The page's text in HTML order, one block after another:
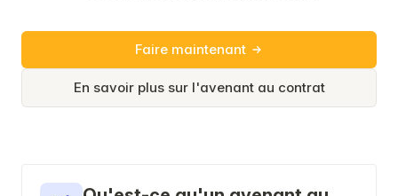
Faire maintenant
En savoir plus sur l'avenant au contrat